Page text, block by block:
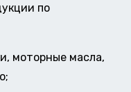
по
моторные масла,